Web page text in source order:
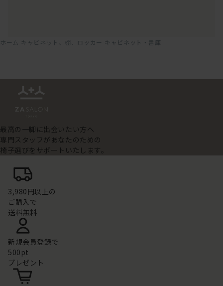
ホーム キャビネット、棚、ロッカー キャビネット・書庫
最高の一脚に出会いたい方へ
専門スタッフがあなたのための
椅子選びをサポートいたします。
3,980円以上の
ご購入で
送料無料
新規会員登録で
500pt
プレゼント